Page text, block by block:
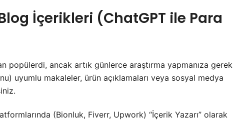
İçerikleri (ChatGPT ile Para
popülerdi, ancak artık günlerce araştırma yapmanıza gerek
uyumlu makaleler, ürün açıklamaları veya sosyal medya
(Bionluk, Fiverr, Upwork) “İçerik Yazarı” olarak